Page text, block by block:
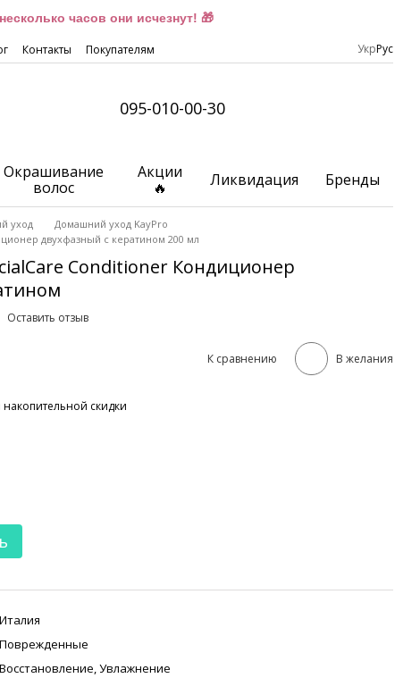
часов они исчезнут! 🎁
Контакты Покупателям УкрРус
095-010-00-30
Окрашивание
волос
Акции
🔥
Ликвидация Бренды
уход
Домашний уход KayPro
двухфазный с кератином 200 мл
Conditioner Кондиционер
Оставить отзыв
К сравнению В желания
скидки
Италия
Поврежденные
Восстановление,Увлажнение